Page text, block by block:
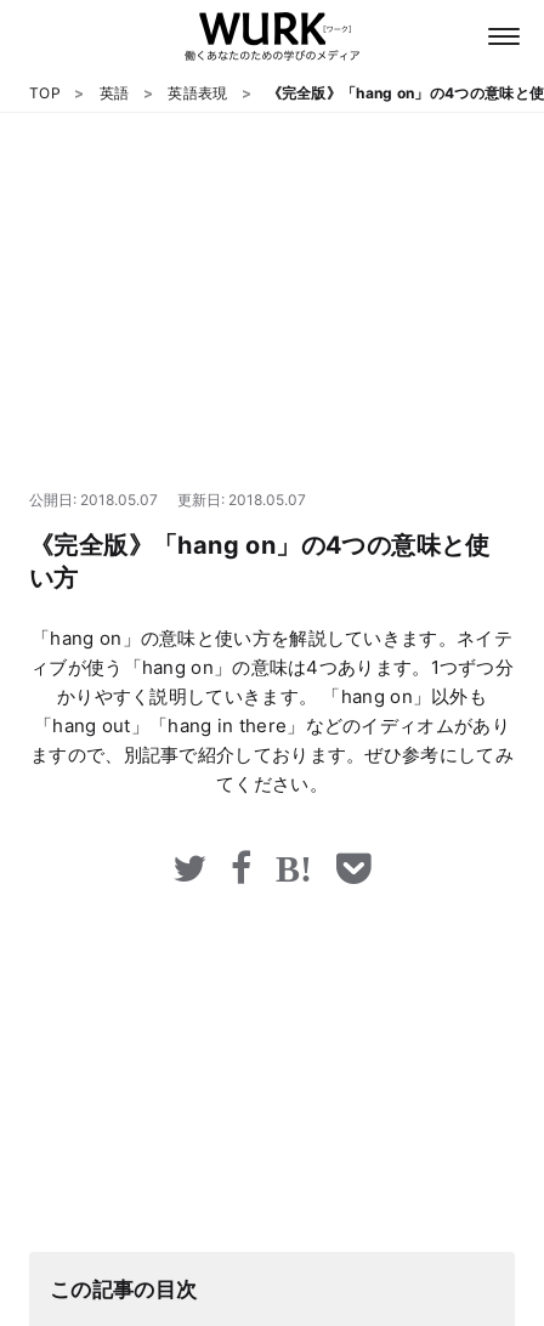
マネー
TOP 英語 英語表現 《完全版》「hang on」の4つの意味と
公開日: 2018.05.07 更新日: 2018.05.07
《完全版》「hang on」の4つの意味と使
い方
「hang on」の意味と使い方を解説していきます。ネイテ
ィブが使う「hang on」の意味は4つあります。1つずつ分
かりやすく説明していきます。 「hang on」以外も
「hang out」「hang in there」などのイディオムがあり
ますので、別記事で紹介しております。ぜひ参考にしてみ
てください。
この記事の目次